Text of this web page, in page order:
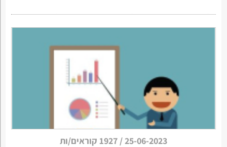
25-06-2023
/ 1927 קוראים/ות